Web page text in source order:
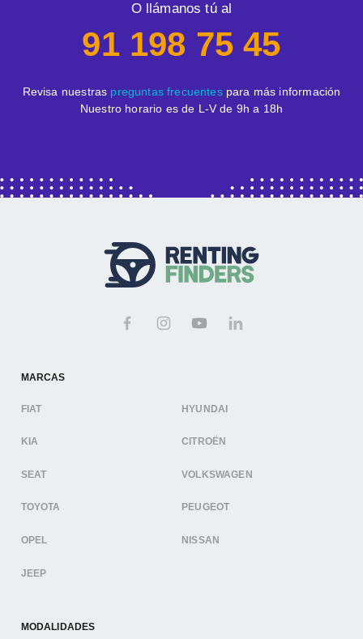
O llámanos tú al
91 198 75 45
Revisa nuestras preguntas frecuentespara más información
Nuestro horario es de L-V de 9h a 18h
MARCAS
FIAT HYUNDAI
KIA CITROËN
SEAT VOLKSWAGEN
TOYOTA PEUGEOT
OPEL NISSAN
JEEP
MODALIDADES